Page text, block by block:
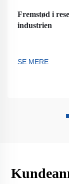
Fremstød i
industrien
SE MERE